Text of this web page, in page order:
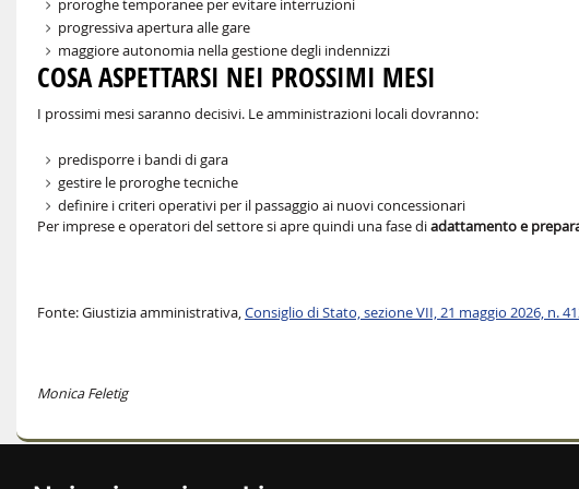
proroghe temporanee per evitare interruzioni
progressiva apertura alle gare
maggiore autonomia nella gestione degli indennizzi
COSA ASPETTARSI NEI PROSSIMI MESI
I prossimi mesi saranno decisivi. Le amministrazioni locali dovranno:
predisporre i bandi di gara
gestire le proroghe tecniche
definire i criteri operativi per il passaggio ai nuovi concessionari
Per imprese e operatori del settore si apre quindi una fase diadattamento e
Fonte: Giustizia amministrativa,Consiglio di Stato, sezione VII, 21 maggio 2026, n.
Monica Feletig